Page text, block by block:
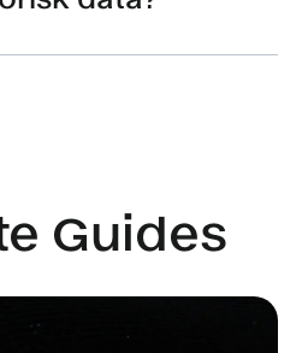
Guides